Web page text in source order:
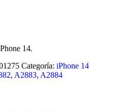
14.
Categoría: iPhone 14
, A2883, A2884